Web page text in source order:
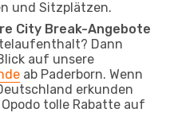
und Sitzplätzen.
City Break-Angebote
Dann
auf unsere
ab Paderborn. Wenn
erkunden
tolle Rabatte auf